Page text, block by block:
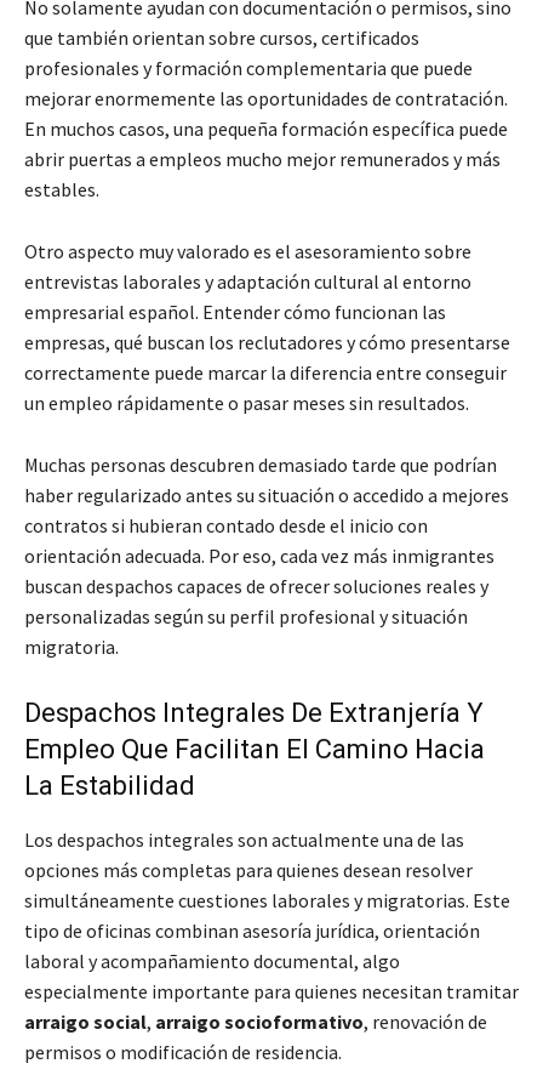
No solamente ayudan con documentación o permisos, sino
que también orientan sobre cursos, certificados
profesionales y formación complementaria que puede
mejorar enormemente las oportunidades de contratación.
En muchos casos, una pequeña formación específica puede
abrir puertas a empleos mucho mejor remunerados y más
estables.
Otro aspecto muy valorado es el asesoramiento sobre
entrevistas laborales y adaptación cultural al entorno
empresarial español. Entender cómo funcionan las
empresas, qué buscan los reclutadores y cómo presentarse
correctamente puede marcar la diferencia entre conseguir
un empleo rápidamente o pasar meses sin resultados.
Muchas personas descubren demasiado tarde que podrían
haber regularizado antes su situación o accedido a mejores
contratos si hubieran contado desde el inicio con
orientación adecuada. Por eso, cada vez más inmigrantes
buscan despachos capaces de ofrecer soluciones reales y
personalizadas según su perfil profesional y situación
migratoria.
Despachos Integrales De Extranjería Y
Empleo Que Facilitan El Camino Hacia
La Estabilidad
Los despachos integrales son actualmente una de las
opciones más completas para quienes desean resolver
simultáneamente cuestiones laborales y migratorias. Este
tipo de oficinas combinan asesoría jurídica, orientación
laboral y acompañamiento documental, algo
especialmente importante para quienes necesitan tramitar
arraigo social, arraigo socioformativo, renovación de
permisos o modificación de residencia.